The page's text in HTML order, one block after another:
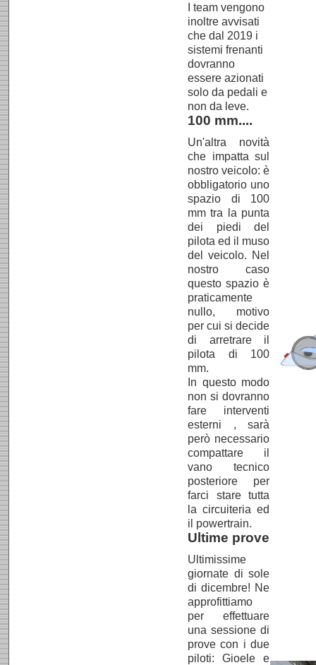
I team vengono
inoltre avvisati
che dal 2019 i
sistemi frenanti
dovranno
essere azionati
solo da pedali e
non da leve.
100 mm....
Un'altra novità
che impatta sul
nostro veicolo: è
obbligatorio uno
spazio di 100
mm tra la punta
dei piedi del
pilota ed il muso
del veicolo. Nel
nostro caso
questo spazio è
praticamente
nullo, motivo
per cui si decide
di arretrare il
pilota di 100
mm.
In questo modo
non si dovranno
fare interventi
esterni , sarà
però necessario
compattare il
vano tecnico
posteriore per
farci stare tutta
la circuiteria ed
il powertrain.
Ultime prove
Ultimissime
giornate di sole
di dicembre! Ne
approfittiamo
per effettuare
una sessione di
prove con i due
piloti: Gioele e